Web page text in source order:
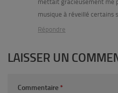
mettait gracieusement me
musique à réveillé certains
Répondre
LAISSER UN
Commentaire *